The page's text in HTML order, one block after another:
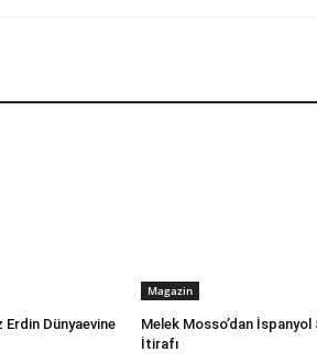
Erdin Dünyaevine
Magazin
Melek Mosso’dan İspanyol
İtirafı